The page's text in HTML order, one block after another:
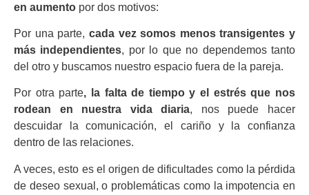
en aumento por dos motivos:
Por una parte, cada vez somos menos transigentes y
más independientes, por lo que no dependemos tanto
del otro y buscamos nuestro espacio fuera de la pareja.
Por otra parte, la falta de tiempo y el estrés que nos
rodean en nuestra vida diaria, nos puede hacer
descuidar la comunicación, el cariño y la confianza
dentro de las relaciones.
A veces, esto es el origen de dificultades como la pérdida
de deseo sexual, o problemáticas como la impotencia en